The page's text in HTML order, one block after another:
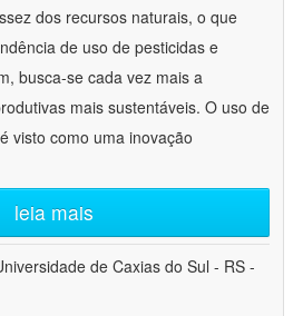
dos recursos naturais, o que
de uso de pesticidas e
busca-se cada vez mais a
mais sustentáveis. O uso de
visto como uma inovação
leia mais
de Caxias do Sul - RS -